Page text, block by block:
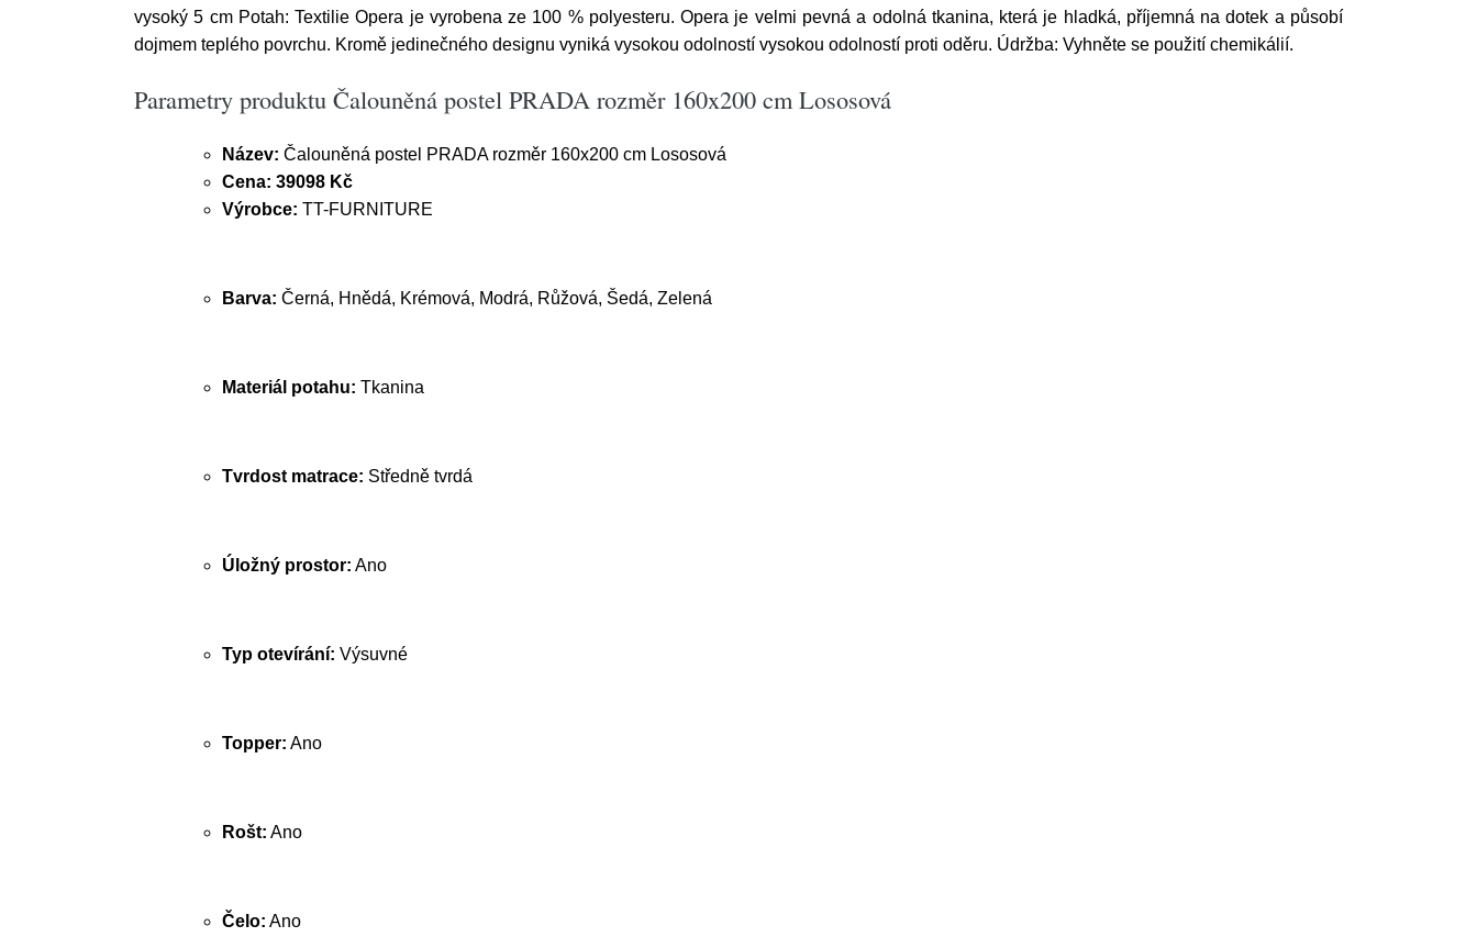
vysoký 5 cm Potah: Textilie Opera je vyrobena ze 100 % polyesteru. Opera je velmi pevná a odolná tkanina, která je hladká, příjemná na dotek a působí
dojmem teplého povrchu. Kromě jedinečného designu vyniká vysokou odolností vysokou odolností proti oděru. Údržba: Vyhněte se použití chemikálií.
Parametry produktu Čalouněná postel PRADA rozměr 160x200 cm Lososová
Název: Čalouněná postel PRADA rozměr 160x200 cm Lososová
Cena: 39098 Kč
Výrobce: TT-FURNITURE
Barva: Černá, Hnědá, Krémová, Modrá, Růžová, Šedá, Zelená
Materiál potahu: Tkanina
Tvrdost matrace: Středně tvrdá
Úložný prostor: Ano
Typ otevírání: Výsuvné
Topper: Ano
Rošt: Ano
Čelo: Ano